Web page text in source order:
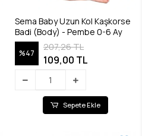
Sema Baby Uzun Kol Kaşkorse
Badi (Body) - Pembe 0-6 Ay
%47
207,26 TL
109,00 TL
Sepete Ekle